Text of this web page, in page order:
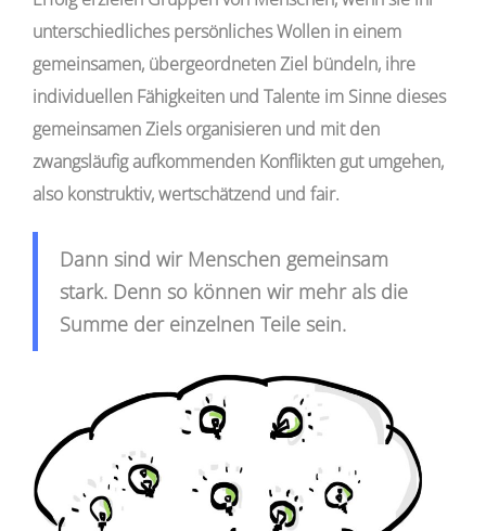
unterschiedliches persönliches Wollen in einem
gemeinsamen, übergeordneten Ziel bündeln, ihre
individuellen Fähigkeiten und Talente im Sinne dieses
gemeinsamen Ziels organisieren und mit den
zwangsläufig aufkommenden Konflikten gut umgehen,
also konstruktiv, wertschätzend und fair.
Dann sind wir Menschen gemeinsam
stark. Denn so können wir mehr als die
Summe der einzelnen Teile sein.